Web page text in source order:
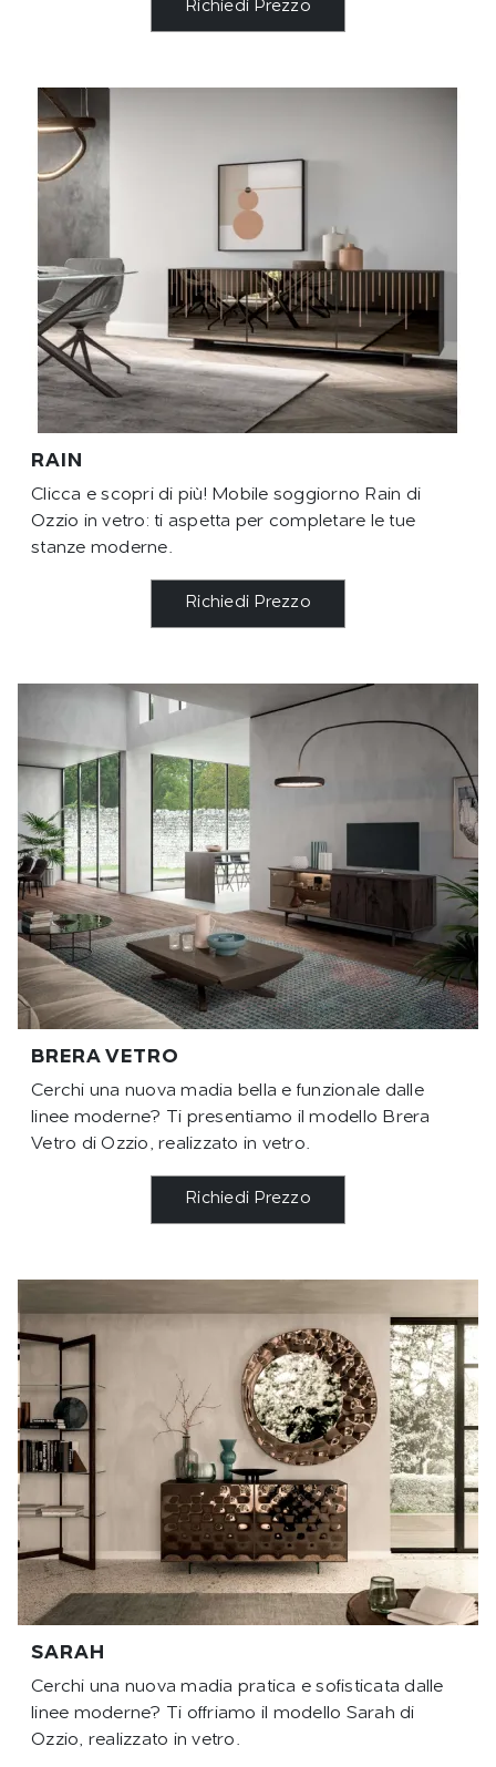
Richiedi Prezzo
RAIN
Clicca e scopri di più! Mobile soggiorno Rain di
Ozzio in vetro: ti aspetta per completare le tue
stanze moderne.
Richiedi Prezzo
BRERA VETRO
Cerchi una nuova madia bella e funzionale dalle
linee moderne? Ti presentiamo il modello Brera
Vetro di Ozzio, realizzato in vetro.
Richiedi Prezzo
SARAH
Cerchi una nuova madia pratica e sofisticata dalle
linee moderne? Ti offriamo il modello Sarah di
Ozzio, realizzato in vetro.